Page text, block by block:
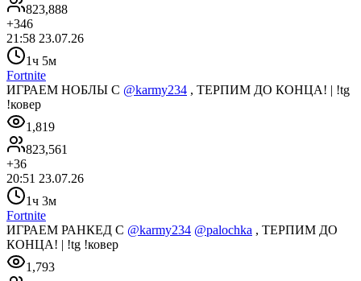
823,888
+346
21:58 23.07.26
1ч 5м
Fortnite
ИГРАЕМ НОБЛЫ С @karmy234 , ТЕРПИМ ДО КОНЦА! | !tg
!ковер
1,819
823,561
+36
20:51 23.07.26
1ч 3м
Fortnite
ИГРАЕМ РАНКЕД С @karmy234 @palochka , ТЕРПИМ ДО
КОНЦА! | !tg !ковер
1,793